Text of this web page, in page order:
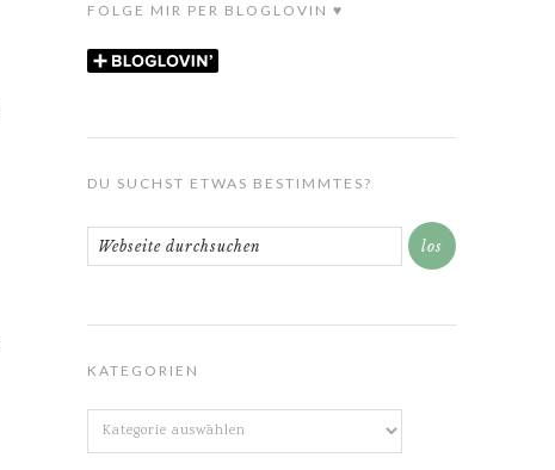
FOLGE MIR PER BLOGLOVIN ♥
DU SUCHST ETWAS BESTIMMTES?
KATEGORIEN
Kategorien